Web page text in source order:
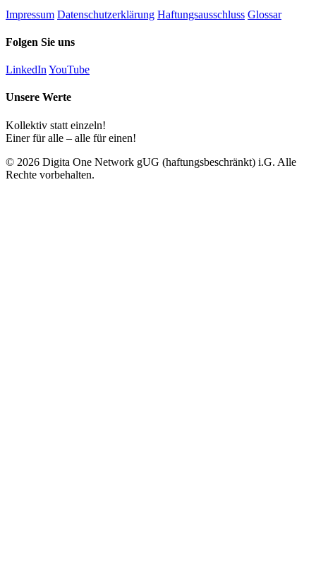
Impressum Datenschutzerklärung Haftungsausschluss Glossar
Folgen Sie uns
LinkedIn YouTube
Unsere Werte
Kollektiv statt einzeln!
Einer für alle – alle für einen!
© 2026 Digita One Network gUG (haftungsbeschränkt) i.G. Alle
Rechte vorbehalten.